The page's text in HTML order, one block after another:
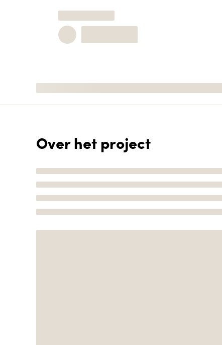
Over het project